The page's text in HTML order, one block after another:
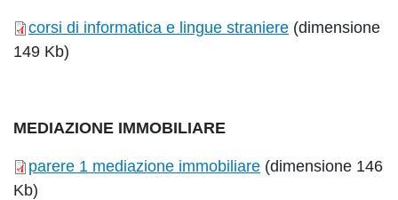
corsi di informatica e lingue straniere (dimensione
149 Kb)
MEDIAZIONE IMMOBILIARE
parere 1 mediazione immobiliare (dimensione 146
Kb)